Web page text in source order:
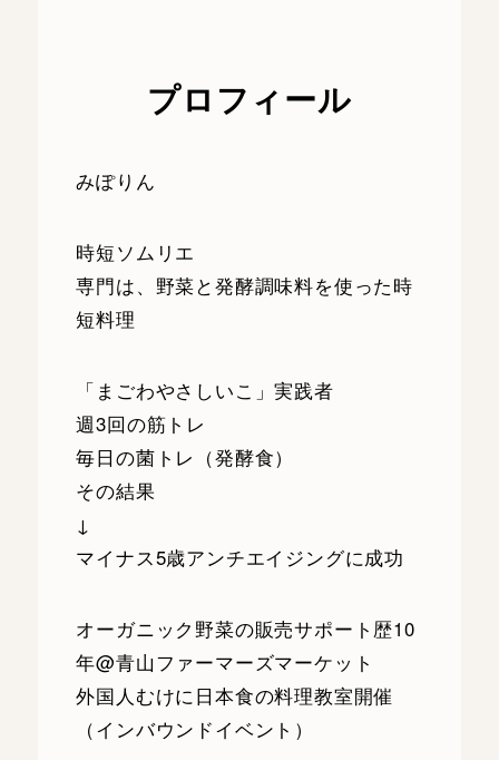
プロフィール
みぽりん
時短ソムリエ
専門は、野菜と発酵調味料を使った時
短料理
「まごわやさしいこ」実践者
週3回の筋トレ
毎日の菌トレ（発酵食）
その結果
↓
マイナス5歳アンチエイジングに成功
オーガニック野菜の販売サポート歴10
年@青山ファーマーズマーケット
外国人むけに日本食の料理教室開催
（インバウンドイベント）